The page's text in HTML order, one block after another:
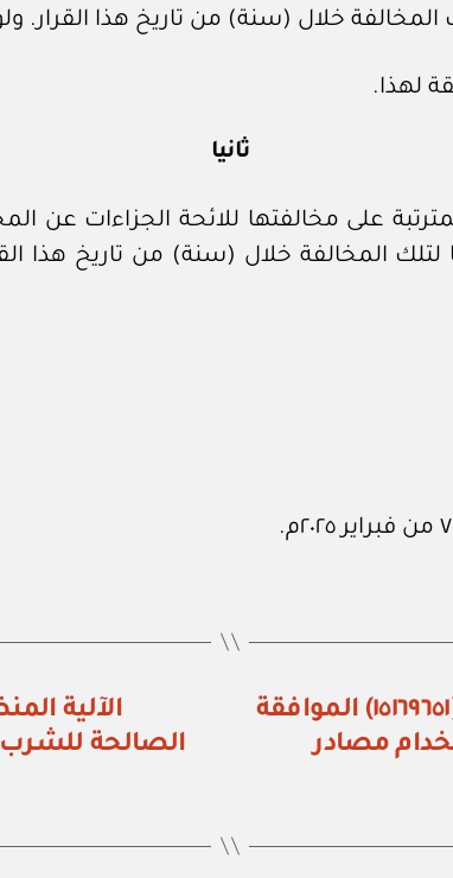
لهذا.
ثانيا
على مخالفتها للائحة الجزاءات عن
حال تصحيحها لتلك المخالفة خلال (سنة) من تاريخ
وزارة البيئة والمياه والزراعة: قرار رقم (١٥١٦٩٦٥١) الموافقة
مصادر
الآلية
الصالحة